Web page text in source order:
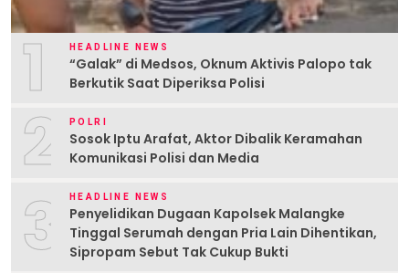
1 HEADLINE NEWS
“Galak” di Medsos, Oknum Aktivis Palopo tak
Berkutik Saat Diperiksa Polisi
2 POLRI
Sosok Iptu Arafat, Aktor Dibalik Keramahan
Komunikasi Polisi dan Media
3 HEADLINE NEWS
Penyelidikan Dugaan Kapolsek Malangke
Tinggal Serumah dengan Pria Lain Dihentikan,
Sipropam Sebut Tak Cukup Bukti